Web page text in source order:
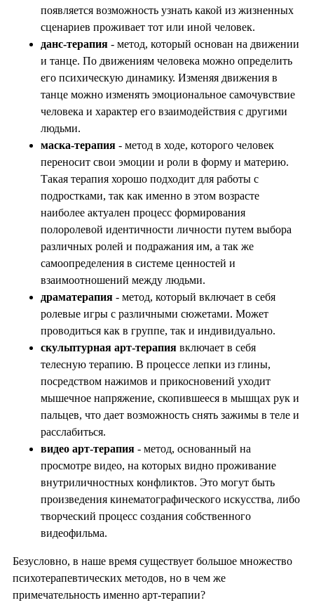
появляется возможность узнать какой из жизненных
сценариев проживает тот или иной человек.
данс-терапия - метод, который основан на движении
и танце. По движениям человека можно определить
его психическую динамику. Изменяя движения в
танце можно изменять эмоциональное самочувствие
человека и характер его взаимодействия с другими
людьми.
маска-терапия - метод в ходе, которого человек
переносит свои эмоции и роли в форму и материю.
Такая терапия хорошо подходит для работы с
подростками, так как именно в этом возрасте
наиболее актуален процесс формирования
полоролевой идентичности личности путем выбора
различных ролей и подражания им, а так же
самоопределения в системе ценностей и
взаимоотношений между людьми.
драматерапия - метод, который включает в себя
ролевые игры с различными сюжетами. Может
проводиться как в группе, так и индивидуально.
скульптурная арт-терапия включает в себя
телесную терапию. В процессе лепки из глины,
посредством нажимов и прикосновений уходит
мышечное напряжение, скопившееся в мышцах рук и
пальцев, что дает возможность снять зажимы в теле и
расслабиться.
видео арт-терапия - метод, основанный на
просмотре видео, на которых видно проживание
внутриличностных конфликтов. Это могут быть
произведения кинематографического искусства, либо
творческий процесс создания собственного
видеофильма.
Безусловно, в наше время существует большое множество
психотерапевтических методов, но в чем же
примечательность именно арт-терапии?